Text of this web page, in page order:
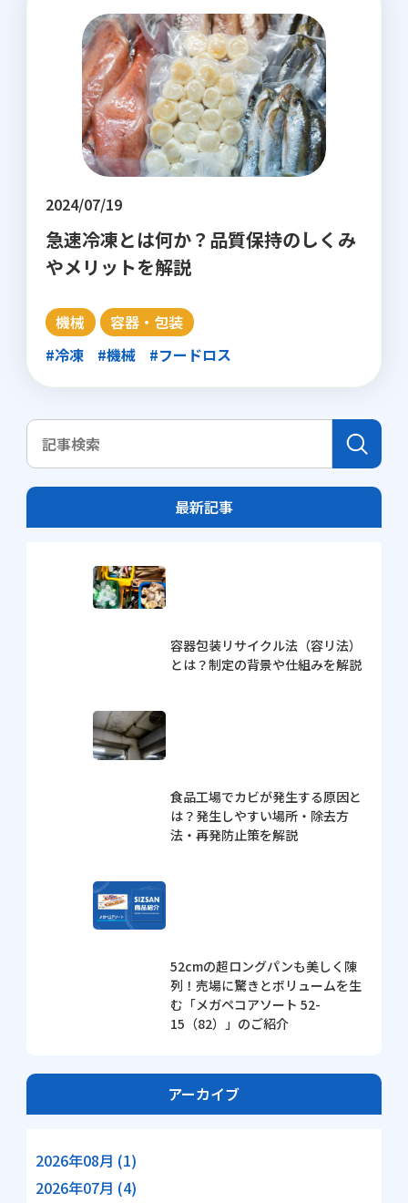
2024/07/19
急速冷凍とは何か？品質保持のしくみ
やメリットを解説
機械
容器・包装
#冷凍
#機械 #フードロス
最新記事
容器包装リサイクル法（容リ法）
とは？制定の背景や仕組みを解説
食品工場でカビが発生する原因と
は？発生しやすい場所・除去方
法・再発防止策を解説
52cmの超ロングパンも美しく陳
列！売場に驚きとボリュームを生
む「メガペコアソート 52-
15（82）」のご紹介
アーカイブ
2026年08月 (1)
2026年07月 (4)